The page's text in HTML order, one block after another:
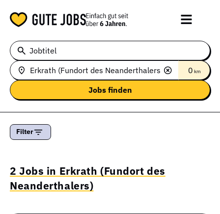
Jobtitel
0 km
Filter
2 Jobs in Erkrath (Fundort des
Neanderthalers)